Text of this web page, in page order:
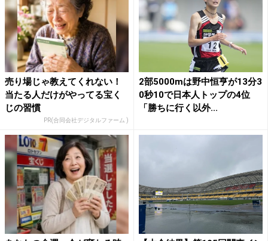
売り場じゃ教えてくれない！
当たる人だけがやってる宝く
じの習慣
PR(合同会社デジタルファーム )
2部5000mは野中恒亨が13分3
0秒10で日本人トップの4位
「勝ちに行く以外...